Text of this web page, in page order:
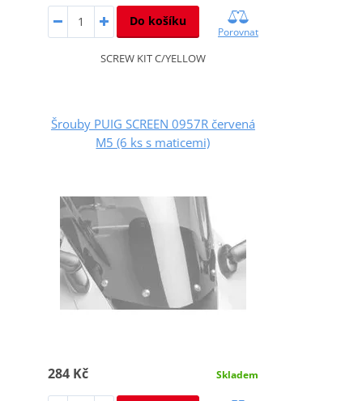
Do košíku
Porovnat
SCREW KIT C/YELLOW
Šrouby PUIG SCREEN 0957R červená
M5 (6 ks s maticemi)
284 Kč Skladem